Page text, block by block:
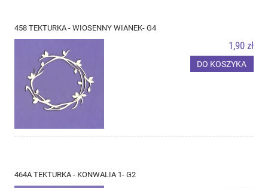
458 TEKTURKA - WIOSENNY WIANEK- G4
1,90 zł
DO KOSZYKA
464A TEKTURKA - KONWALIA 1- G2